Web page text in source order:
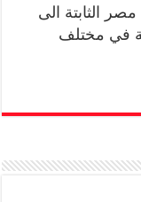
الثابتة الى
في مختلف